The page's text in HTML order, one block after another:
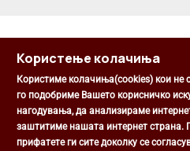
Општина
Михаил Цоков
Користење колачиња
Користиме колачиња(cookies) кои не
го подобриме Вашето корисничко
нагодувања, да анализираме
заштитиме нашата интернет страна.
прифатете ги сите доколку се